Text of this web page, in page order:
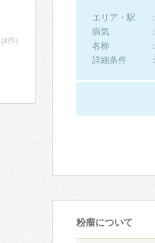
エリア・駅
病気
名称
詳細条件
粉瘤について
(4件)